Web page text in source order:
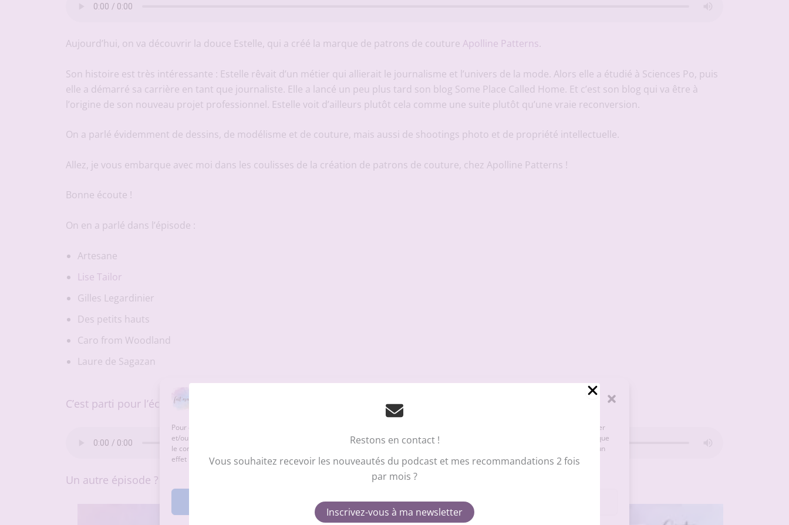
Pour offrir la meilleure expérience sur le site du podcast Fait Main, nous utilisons des technologies telles que les cookies pour stocker
et/ou accéder aux informations des appareils. Le fait de consentir à ces technologies nous permettra de traiter des données telles que
le comportement de navigation ou les ID uniques sur ce site. Le fait de ne pas consentir ou de retirer son consentement peut avoir un
effet négatif sur certaines caractéristiques et fonctions.
Refuser
Restons en contact !
Vous souhaitez recevoir les nouveautés du podcast et mes recommandations 2 fois
par mois ?
Inscrivez-vous à ma newsletter
Aujourd’hui, on va découvrir la douce Estelle, qui a créé la marque de patrons de couture Apolline Patterns.
Son histoire est très intéressante : Estelle rêvait d’un métier qui allierait le journalisme et l’univers de la mode. Alors elle a étudié à Sciences Po, puis
elle a démarré sa carrière en tant que journaliste. Elle a lancé un peu plus tard son blog Some Place Called Home. Et c’est son blog qui va être à
l’origine de son nouveau projet professionnel. Estelle voit d’ailleurs plutôt cela comme une suite plutôt qu’une vraie reconversion.
On a parlé évidemment de dessins, de modélisme et de couture, mais aussi de shootings photo et de propriété intellectuelle.
Allez, je vous embarque avec moi dans les coulisses de la création de patrons de couture, chez Apolline Patterns !
Bonne écoute !
On en a parlé dans l’épisode :
Artesane
Lise Tailor
Gilles Legardinier
Des petits hauts
Caro from Woodland
Laure de Sagazan
C’est parti pour l’écoute !
Un autre épisode ?